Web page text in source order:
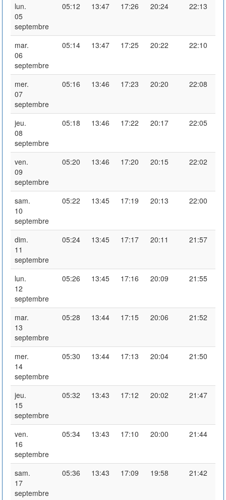
lun.
05
septembre
05:12 13:47 17:26 20:24 22:13
mar.
06
septembre
05:14 13:47 17:25 20:22 22:10
mer.
07
septembre
05:16 13:46 17:23 20:20 22:08
jeu.
08
septembre
05:18 13:46 17:22 20:17 22:05
ven.
09
septembre
05:20 13:46 17:20 20:15 22:02
sam.
10
septembre
05:22 13:45 17:19 20:13 22:00
dim.
11
septembre
05:24 13:45 17:17 20:11 21:57
lun.
12
septembre
05:26 13:45 17:16 20:09 21:55
mar.
13
septembre
05:28 13:44 17:15 20:06 21:52
mer.
14
septembre
05:30 13:44 17:13 20:04 21:50
jeu.
15
septembre
05:32 13:43 17:12 20:02 21:47
ven.
16
septembre
05:34 13:43 17:10 20:00 21:44
sam.
17
septembre
05:36 13:43 17:09 19:58 21:42